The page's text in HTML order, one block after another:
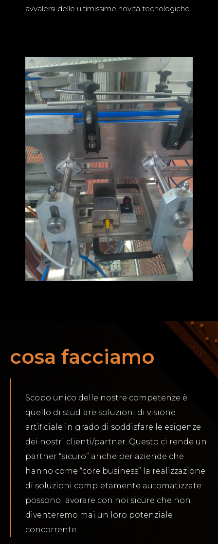
avvalersi delle ultimissime novità tecnologiche.
cosa facciamo
Scopo unico delle nostre competenze è
quello di studiare soluzioni di visione
artificiale in grado di soddisfare le esigenze
dei nostri clienti/partner. Questo ci rende un
partner “sicuro” anche per aziende che
hanno come “core business” la realizzazione
di soluzioni completamente automatizzate:
possono lavorare con noi sicure che non
diventeremo mai un loro potenziale
concorrente.